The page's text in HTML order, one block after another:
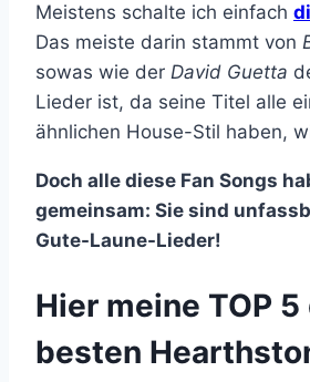
Meistens schalte ich einfach
Das meiste darin stammt von
sowas wie der David Guetta
Lieder ist, da seine Titel alle
ähnlichen House-Stil haben,
Doch alle diese Fan Songs
gemeinsam: Sie sind
Gute-Laune-Lieder!
Hier meine TOP 5
besten